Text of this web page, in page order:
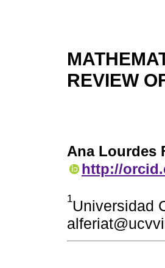
REVIEW
Ana Lourdes
http://
1Universidad